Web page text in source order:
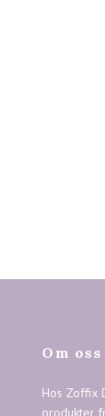
Om oss
Hos Zoffix
produkter